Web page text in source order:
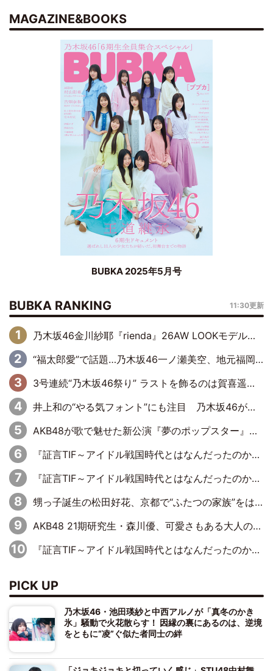
MAGAZINE&BOOKS
BUBKA 2025年5月号
BUBKA RANKING 11:30更新
乃木坂46金川紗耶『rienda』26AW LOOKモデルに就任
“福太郎愛”で話題…乃木坂46一ノ瀬美空、地元福岡『めんべい25周年トップサポーター』に就任
3号連続“乃木坂46祭り” ラストを飾るのは賀喜遥香…5年ぶりの登場に「5年分大人になった私を見ていただけたら」
井上和の“やる気フォント”にも注目 乃木坂46が挑んだ書道パフォーマンスの舞台裏
AKB48が歌で魅せた新公演『夢のポップスター』 初日から全身全霊のステージ
『証言TIF～アイドル戦国時代とはなんだったのか～』第6回：でんぱ組.inc・古川未鈴×相沢梨紗「『ハロプロやりたかったな』って言ったら、夢眠ねむさんに『てめえはでんぱ組．incなんだよ！』って肩パンされて(笑)」
『証言TIF～アイドル戦国時代とはなんだったのか～』第11回：私立恵比寿中学・真山りか×安本彩花「TIFで10年ぶりのキョンシーメイクをしたら、場を完全に引かせてしまって。時代が変わったんだなって」
甥っ子誕生の松田好花、京都で“ふたつの家族”をはしご！ “母”黒谷友香に見送られ、“父”松岡昌宏とはハシゴ酒
AKB48 21期研究生・森川優、可愛さもある大人の女性に
『証言TIF～アイドル戦国時代とはなんだったのか～』第10回：さくら学院・武藤彩未×飯田らうら「正直、中3で辞めるというのを信じてなくて。そう言われてはいたけど、嘘でしょって」
PICK UP
乃木坂46・池田瑛紗と中西アルノが「真冬のかき
氷」騒動で火花散らす！ 因縁の裏にあるのは、逆境
をともに“凌”ぐ似た者同士の絆